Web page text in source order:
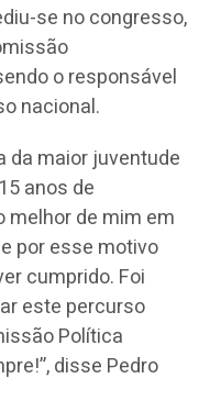
se no congresso,
o responsável
nacional.
da maior juventude
anos de
melhor de mim em
por esse motivo
cumprido. Foi
este percurso
Política
disse Pedro